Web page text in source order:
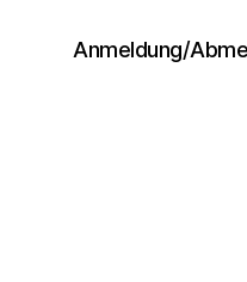
Anmeldung/